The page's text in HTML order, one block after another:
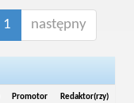
1 następny
Promotor Redaktor(rzy)